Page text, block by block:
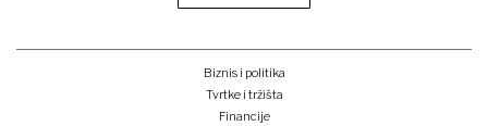
Biznis i politika
Tvrtke i tržišta
Financije